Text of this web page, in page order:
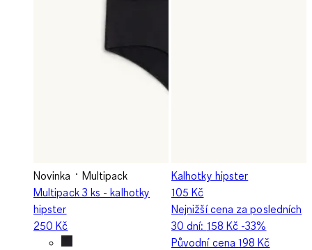
Novinka
Multipack
Multipack 3 ks - kalhotky
hipster
250 Kč
Kalhotky hipster
105 Kč
Nejnižší cena za posledních
30 dní: 158 Kč -33%
Původní cena198 Kč